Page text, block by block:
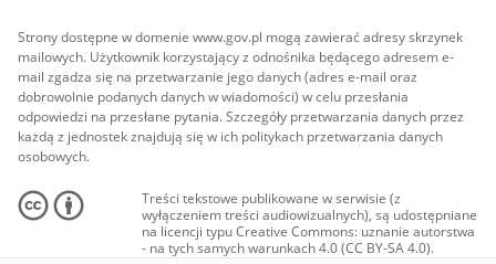
Strony dostępne w domenie www.gov.pl mogą zawierać adresy skrzynek
mailowych. Użytkownik korzystający z odnośnika będącego adresem e-
mail zgadza się na przetwarzanie jego danych (adres e-mail oraz
dobrowolnie podanych danych w wiadomości) w celu przesłania
odpowiedzi na przesłane pytania. Szczegóły przetwarzania danych przez
każdą z jednostek znajdują się w ich politykach przetwarzania danych
osobowych.
Treści tekstowe publikowane w serwisie (z
wyłączeniem treści audiowizualnych), są udostępniane
na licencji typu Creative Commons: uznanie autorstwa
- na tych samych warunkach 4.0 (CC BY-SA 4.0).